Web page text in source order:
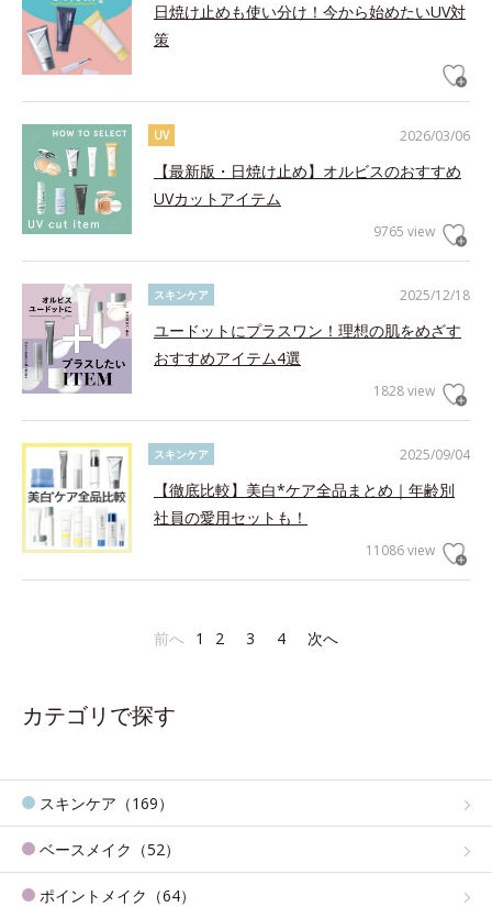
日焼け止めも使い分け！今から始めたいUV対
策
2026/03/06
UV
【最新版・日焼け止め】オルビスのおすすめ
UVカットアイテム
9765 view
2025/12/18
スキンケア
ユードットにプラスワン！理想の肌をめざす
おすすめアイテム4選
1828 view
2025/09/04
スキンケア
【徹底比較】美白*ケア全品まとめ｜年齢別
社員の愛用セットも！
11086 view
前へ 1 2 3 4 次へ
カテゴリで探す
スキンケア（169）
ベースメイク（52）
ポイントメイク（64）